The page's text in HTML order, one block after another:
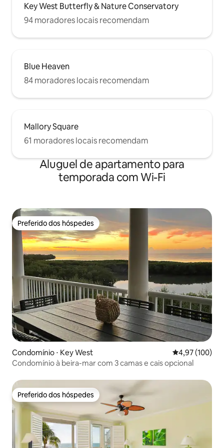
Key West Butterfly & Nature Conservatory
94 moradores locais recomendam
Blue Heaven
84 moradores locais recomendam
Mallory Square
61 moradores locais recomendam
Aluguel de apartamento para
temporada com Wi-Fi
Preferido dos hóspedes
Preferido dos hóspedes
Condomínio ⋅ Key West 4,97 de uma
4,97 (100)
Condomínio à beira-mar com 3 camas e cais opcional
Preferido dos hóspedes
Preferido dos hóspedes